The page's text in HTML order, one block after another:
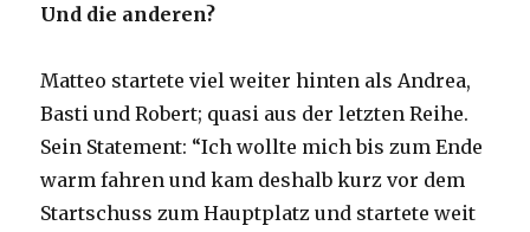
Und die anderen?
Matteo startete viel weiter hinten als Andrea,
Basti und Robert; quasi aus der letzten Reihe.
Sein Statement: “Ich wollte mich bis zum Ende
warm fahren und kam deshalb kurz vor dem
Startschuss zum Hauptplatz und startete weit